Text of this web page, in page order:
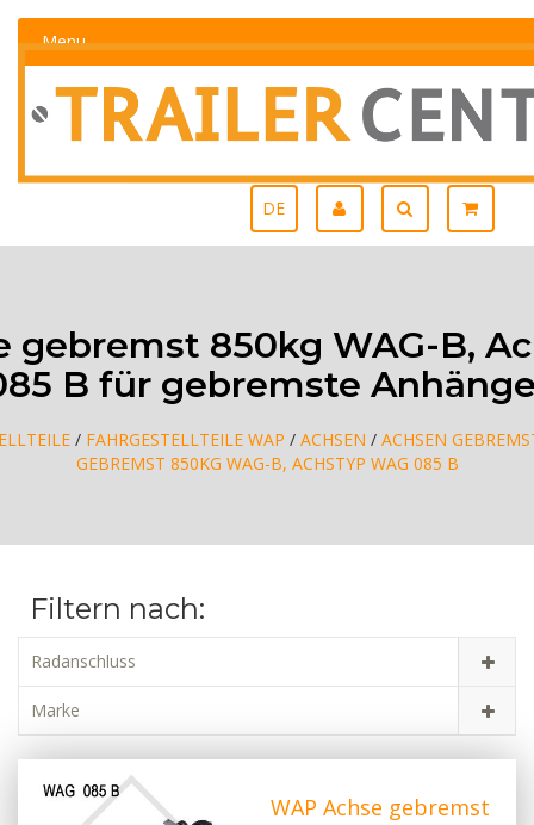
Menu
DE
gebremst 850kg WAG-B,
B für gebremste
/ FAHRGESTELLTEILE WAP / ACHSEN / ACHSEN
GEBREMST 850KG WAG-B, ACHSTYP WAG 085 B
Filtern nach:
Radanschluss
Marke
WAP Achse gebremst